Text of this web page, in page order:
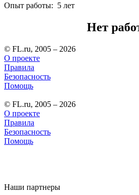
Опыт работы: 5 лет
Нет
© FL.ru, 2005 – 2026
О проекте
Правила
Безопасность
Помощь
© FL.ru, 2005 – 2026
О проекте
Правила
Безопасность
Помощь
Наши партнеры